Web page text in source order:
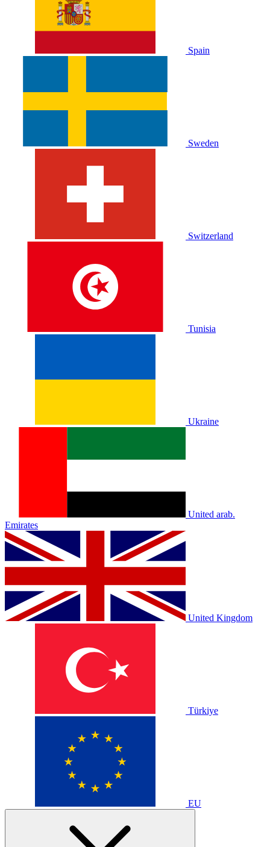
Spain
Sweden
Switzerland
Tunisia
Ukraine
United arab.
Emirates
United Kingdom
Türkiye
EU